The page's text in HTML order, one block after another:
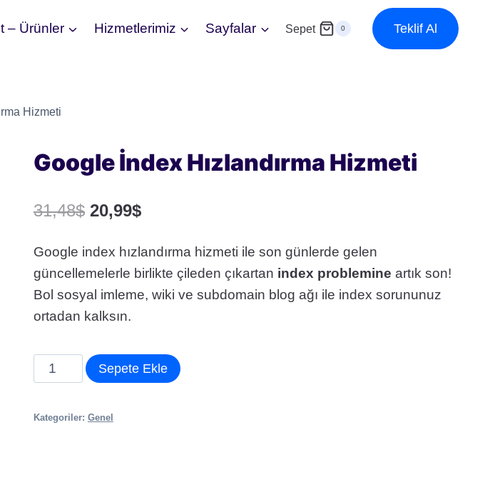
– Ürünler Hizmetlerimiz Sayfalar Sepet 0 Teklif Al
Hizmeti
Google İndex Hızlandırma Hizmeti
31,48$ Orijinal
31,48$.
20,99$Şu
fiyat:
20,99$.
Google index hızlandırma hizmeti ile son günlerde gelen
güncellemelerle birlikte çileden çıkartan index problemine artık son!
Bol sosyal imleme, wiki ve subdomain blog ağı ile index sorununuz
ortadan kalksın.
Google
İndex
Hizmeti
Sepete Ekle
Kategoriler: Genel